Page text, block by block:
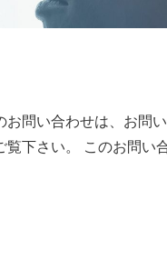
問い合わせは、お問
下さい。 このお問い